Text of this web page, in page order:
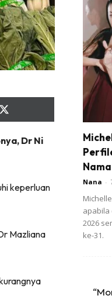
Share
on
(Twitter)
Dr Ni
keperluan
Mazliana
Nana -
apabila
2026
ke-31.